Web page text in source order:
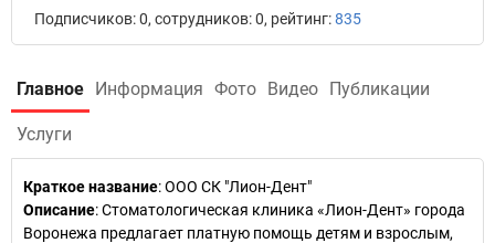
Подписчиков: 0, сотрудников: 0, рейтинг:835
Главное Информация Фото Видео Публикации
Услуги
Краткое название:ООО СК "Лион-Дент"
Описание: Стоматологическая клиника «Лион-Дент» города
Воронежа предлагает платную помощь детям и взрослым,